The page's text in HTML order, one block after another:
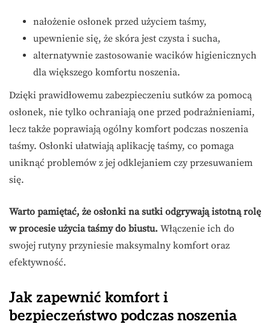
nałożenie osłonek przed użyciem taśmy,
upewnienie się, że skóra jest czysta i sucha,
alternatywnie zastosowanie wacików higienicznych
dla większego komfortu noszenia.
Dzięki prawidłowemu zabezpieczeniu sutków za pomocą
osłonek, nie tylko ochraniają one przed podrażnieniami,
lecz także poprawiają ogólny komfort podczas noszenia
taśmy. Osłonki ułatwiają aplikację taśmy, co pomaga
uniknąć problemów z jej odklejaniem czy przesuwaniem
się.
Warto pamiętać, że osłonki na sutki odgrywają istotną rolę
w procesie użycia taśmy do biustu. Włączenie ich do
swojej rutyny przyniesie maksymalny komfort oraz
efektywność.
Jak zapewnić komfort i
bezpieczeństwo podczas noszenia